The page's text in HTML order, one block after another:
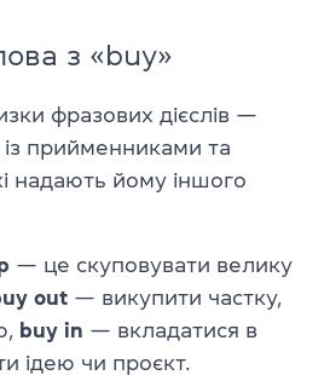
з «buy»
фразових дієслів —
із прийменниками та
надають йому іншого
— це скуповувати велику
out — викупити частку,
buy in — вкладатися в
ідею чи проєкт.